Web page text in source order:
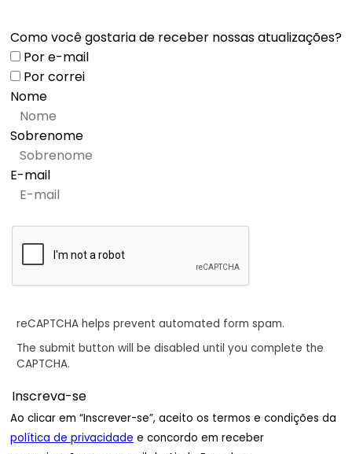
Como você gostaria de receber nossas atualizações?
Por e-mail
Por correi
Nome
Sobrenome
E-mail
reCAPTCHA helps prevent automated form spam.
The submit button will be disabled until you complete the
CAPTCHA.
Ao clicar em “Inscrever-se”, aceito os termos e condições da
política de privacidade e concordo em receber